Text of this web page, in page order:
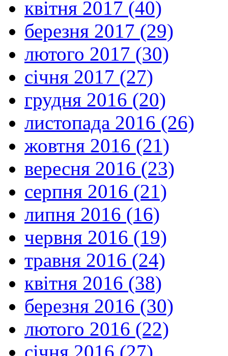
квітня 2017 (40)
березня 2017 (29)
лютого 2017 (30)
січня 2017 (27)
грудня 2016 (20)
листопада 2016 (26)
жовтня 2016 (21)
вересня 2016 (23)
серпня 2016 (21)
липня 2016 (16)
червня 2016 (19)
травня 2016 (24)
квітня 2016 (38)
березня 2016 (30)
лютого 2016 (22)
січня 2016 (27)